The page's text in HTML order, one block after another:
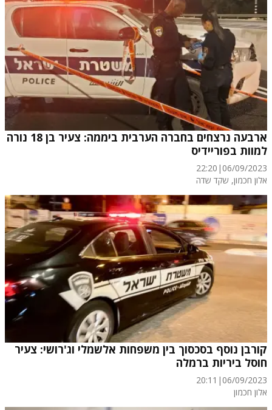
ארבעה נרצחים בחברה הערבית ביממה: צעיר בן 18 נורה
למוות בפוריידיס
06/09/2023
|
22:20
אלון חכמון, שקד שדה
קורבן נוסף בסכסוך בין משפחות אלשמלי וג'רושי: צעיר
חוסל ביריות ברמלה
06/09/2023
|
20:11
אלון חכמון